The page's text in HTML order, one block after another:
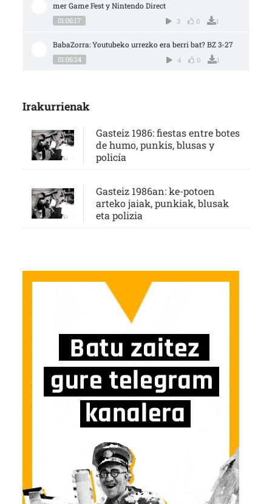
mer Game Fest y Nintendo Direct
01:06:17 3 0 1
BabaZorra: Youtubeko urrezko era berri bat? BZ 3-27
01:06:24 4 0 1
Irakurrienak
Gasteiz 1986: fiestas entre botes
de humo, punkis, blusas y
policía
Gasteiz 1986an: ke-potoen
arteko jaiak, punkiak, blusak
eta polizia